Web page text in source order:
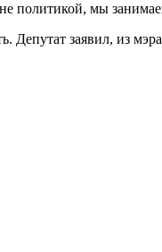
политикой, мы
заявил, из